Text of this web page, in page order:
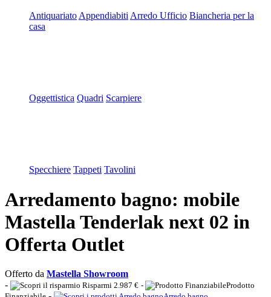
Antiquariato Appendiabiti Arredo Ufficio Biancheria per la
casa
Oggettistica Quadri Scarpiere
Specchiere Tappeti Tavolini
Arredamento bagno: mobile
Mastella Tenderlak next 02 in
Offerta Outlet
Offerto da Mastella Showroom
-
Risparmi 2.987 € -
Prodotto